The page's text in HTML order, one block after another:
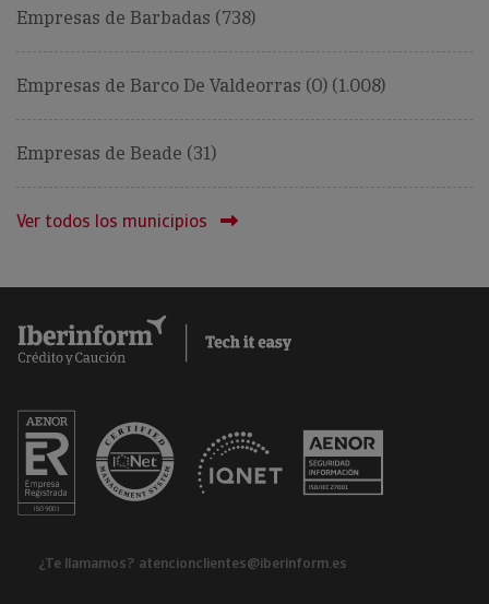
Empresas de Barbadas (738)
Empresas de Barco De Valdeorras (O) (1.008)
Empresas de Beade (31)
Ver todos los municipios
¿Te llamamos? atencionclientes@iberinform.es